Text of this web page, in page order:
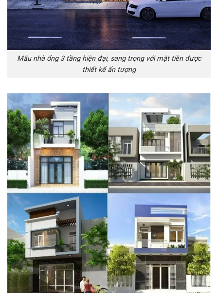
Mẫu nhà ống 3 tầng hiện đại, sang trọng với mặt tiền được
thiết kế ấn tượng